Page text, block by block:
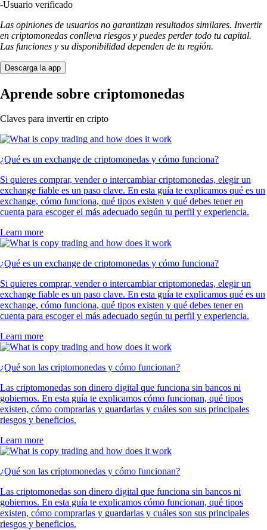
-Usuario verificado
Las opiniones de usuarios no garantizan resultados similares. Invertir
en criptomonedas conlleva riesgos y puedes perder todo tu capital.
Las funciones y su disponibilidad dependen de tu región.
Descarga la app
Aprende sobre criptomonedas
Claves para invertir en cripto
¿Qué es un exchange de criptomonedas y cómo funciona?
Si quieres comprar, vender o intercambiar criptomonedas, elegir un
exchange fiable es un paso clave. En esta guía te explicamos qué es un
exchange, cómo funciona, qué tipos existen y qué debes tener en
cuenta para escoger el más adecuado según tu perfil y experiencia.
Learn more
¿Qué es un exchange de criptomonedas y cómo funciona?
Si quieres comprar, vender o intercambiar criptomonedas, elegir un
exchange fiable es un paso clave. En esta guía te explicamos qué es un
exchange, cómo funciona, qué tipos existen y qué debes tener en
cuenta para escoger el más adecuado según tu perfil y experiencia.
Learn more
¿Qué son las criptomonedas y cómo funcionan?
Las criptomonedas son dinero digital que funciona sin bancos ni
gobiernos. En esta guía te explicamos cómo funcionan, qué tipos
existen, cómo comprarlas y guardarlas y cuáles son sus principales
riesgos y beneficios.
Learn more
¿Qué son las criptomonedas y cómo funcionan?
Las criptomonedas son dinero digital que funciona sin bancos ni
gobiernos. En esta guía te explicamos cómo funcionan, qué tipos
existen, cómo comprarlas y guardarlas y cuáles son sus principales
riesgos y beneficios.